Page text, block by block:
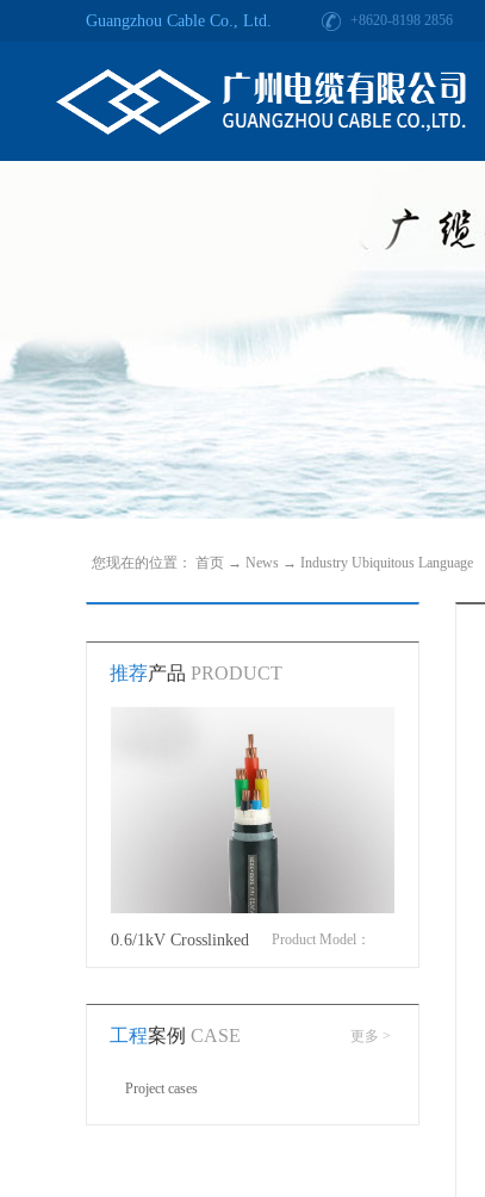
Guangzhou Cable Co., Ltd. +8620-8198 2856
推荐产品 PRODUCT
0.6/1kV Crosslinked
power cable
Product Model：
工程案例 CASE
Project cases
更多 >
您现在的位置： 首页 → News → Industry Ubiquitous Language